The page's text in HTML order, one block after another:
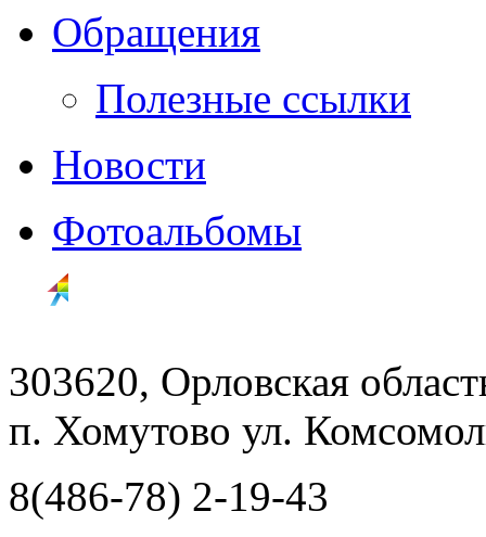
Обращения
Полезные ссылки
Новости
Фотоальбомы
303620, Орловская
п. Хомутово ул.
8(486-78) 2-19-43